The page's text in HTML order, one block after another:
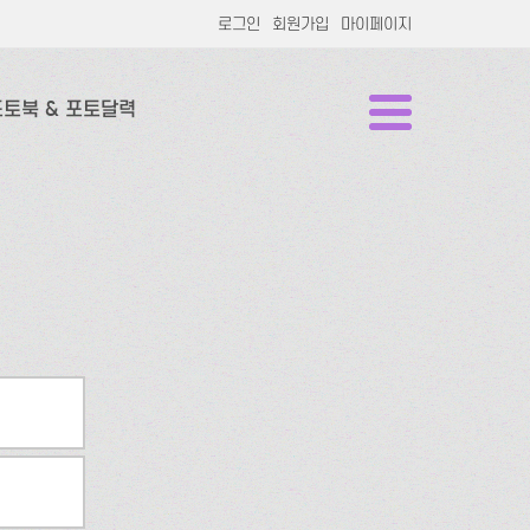
로그인 회원가입 마이페이지
북 & 포토달력